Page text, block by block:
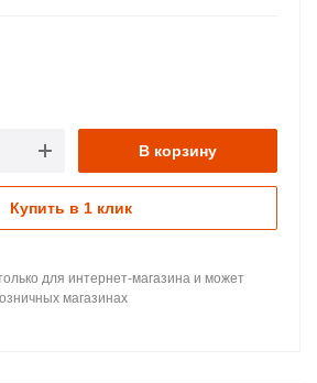
В корзину
Купить в 1 клик
для интернет-магазина и может
магазинах